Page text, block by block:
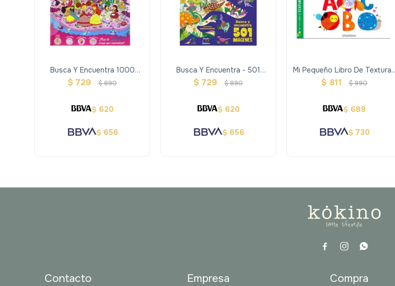
Busca Y Encuentra 1000
Princesas Y Otros Objetos
$ 729 $890
$ 620
$ 656
Busca Y Encuentra - 501
Imágenes - Dinosaurios
$ 729 $890
$ 620
$ 656
Mi Pequeño Libro De Texturas
Abc
$ 811 $990
$ 689
$ 730
  
Contacto Empresa Compra